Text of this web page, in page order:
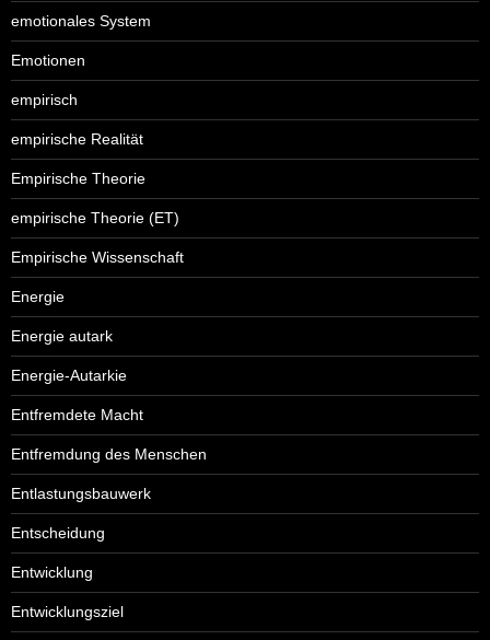
emotionales System
Emotionen
empirisch
empirische Realität
Empirische Theorie
empirische Theorie (ET)
Empirische Wissenschaft
Energie
Energie autark
Energie-Autarkie
Entfremdete Macht
Entfremdung des Menschen
Entlastungsbauwerk
Entscheidung
Entwicklung
Entwicklungsziel